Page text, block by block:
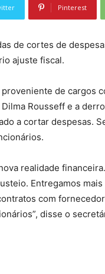
Pinterest
de cortes de
ajuste fiscal.
proveniente de cargos
Rousseff e a
a cortar despesas.
realidade
Entregamos
com
disse o